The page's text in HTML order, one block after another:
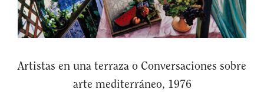
Artistas en una terraza o Conversaciones sobre
arte mediterráneo, 1976